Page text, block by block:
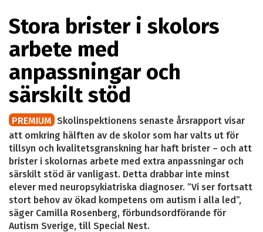
Stora brister i skolors
arbete med
anpassningar och
särskilt stöd
PREMIUM Skolinspektionens senaste årsrapport visar
att omkring hälften av de skolor som har valts ut för
tillsyn och kvalitetsgranskning har haft brister – och att
brister i skolornas arbete med extra anpassningar och
särskilt stöd är vanligast. Detta drabbar inte minst
elever med neuropsykiatriska diagnoser. ”Vi ser fortsatt
stort behov av ökad kompetens om autism i alla led”,
säger Camilla Rosenberg, förbundsordförande för
Autism Sverige, till Special Nest.